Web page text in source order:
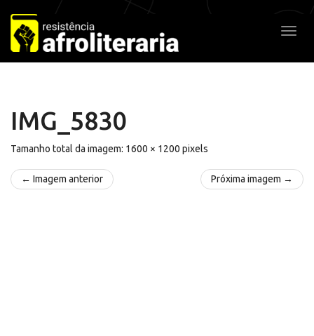
Pular
para
o
conteúdo
IMG_5830
Tamanho total da imagem: 1600 × 1200 pixels
← Imagem anterior Próxima imagem →